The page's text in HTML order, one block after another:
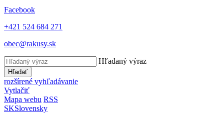
Facebook
+421 524 684 271
obec@rakusy.sk
Hľadaný výraz
Hľadať
rozšírené vyhľadávanie
Vytlačiť
Mapa webu RSS
SKSlovensky